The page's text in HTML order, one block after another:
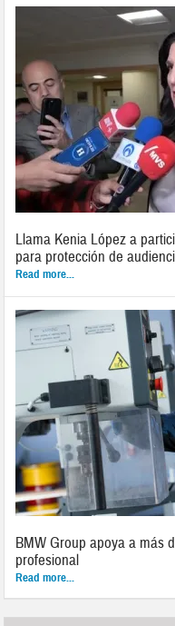
Llama Kenia López a
para protección de
Read more...
BMW Group apoya a más
profesional
Read more...